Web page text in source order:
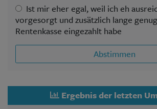
Ist mir eher egal, weil ich eh
vorgesorgt und zusätzlich lange
Rentenkasse eingezahlt habe
Abstimmen
Ergebnis der letzten